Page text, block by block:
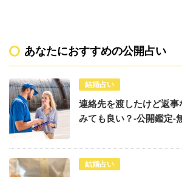
あなたにおすすめの公開占い
結婚占い
連絡先を渡したけど返
みても良い？-公開鑑定-
結婚占い